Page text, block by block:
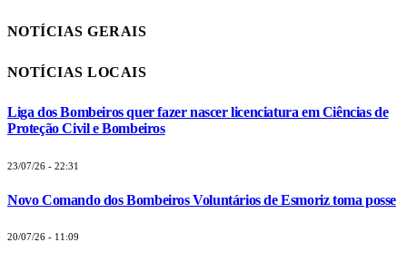
NOTÍCIAS GERAIS
NOTÍCIAS LOCAIS
Liga dos Bombeiros quer fazer nascer licenciatura em Ciências de
Proteção Civil e Bombeiros
23/07/26 - 22:31
Novo Comando dos Bombeiros Voluntários de Esmoriz toma posse
20/07/26 - 11:09